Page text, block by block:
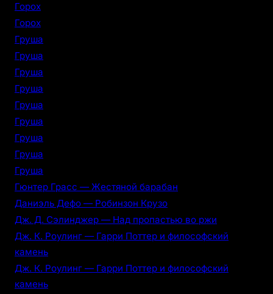
Горох
Горох
Груша
Груша
Груша
Груша
Груша
Груша
Груша
Груша
Груша
Гюнтер Грасс — Жестяной барабан
Даниэль Дефо — Робинзон Крузо
Дж. Д. Сэлинджер — Над пропастью во ржи
Дж. К. Роулинг — Гарри Поттер и философский
камень
Дж. К. Роулинг — Гарри Поттер и философский
камень